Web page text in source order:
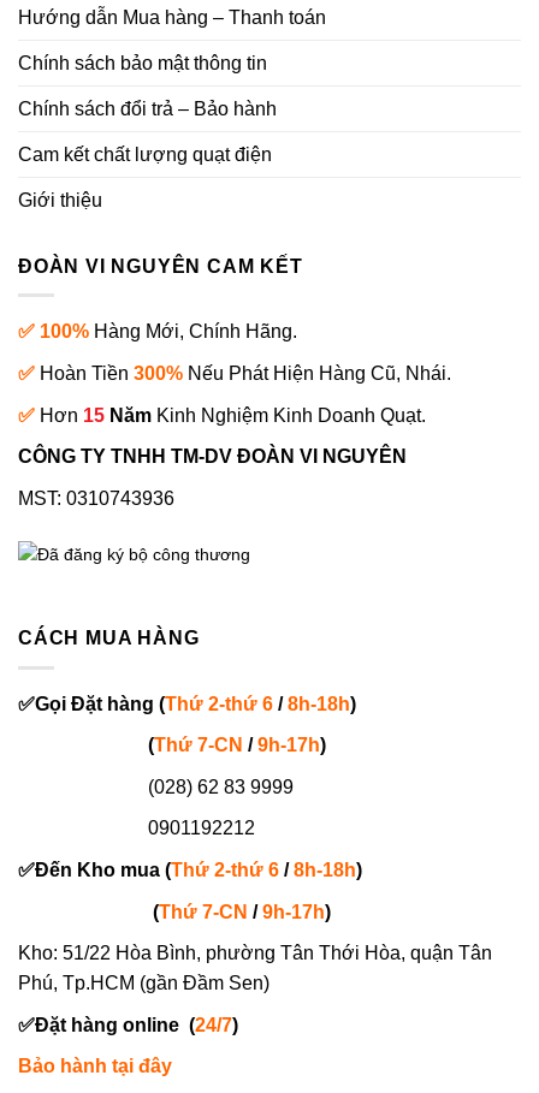
Hướng dẫn Mua hàng – Thanh toán
Chính sách bảo mật thông tin
Chính sách đổi trả – Bảo hành
Cam kết chất lượng quạt điện
Giới thiệu
ĐOÀN VI NGUYÊN CAM KẾT
✅ 100% Hàng Mới, Chính Hãng.
✅ Hoàn Tiền 300% Nếu Phát Hiện Hàng Cũ, Nhái.
✅ Hơn 15 Năm Kinh Nghiệm Kinh Doanh Quạt.
CÔNG TY TNHH TM-DV ĐOÀN VI NGUYÊN
MST: 0310743936
CÁCH MUA HÀNG
✅Gọi Đặt hàng (Thứ 2-thứ 6 /8h-18h)
(Thứ 7-CN /9h-17h)
(028) 62 83 9999
0901192212
✅Đến Kho mua (Thứ 2-thứ 6 /8h-18h)
(Thứ 7-CN /9h-17h)
Kho: 51/22 Hòa Bình, phường Tân Thới Hòa, quận Tân
Phú, Tp.HCM (gần Đầm Sen)
✅Đặt hàng online (24/7)
Bảo hành tại đây